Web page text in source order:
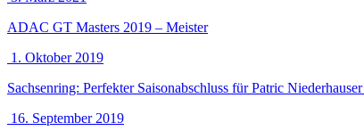
ADAC GT Masters 2019 – Meister
1. Oktober 2019
Sachsenring: Perfekter Saisonabschluss für Patric
16. September 2019